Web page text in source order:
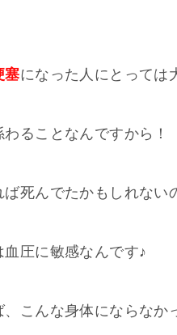
塞になった人にとっては
ることなんですから！
死んでたかもしれない
圧に敏感なんです♪
こんな身体にならなか